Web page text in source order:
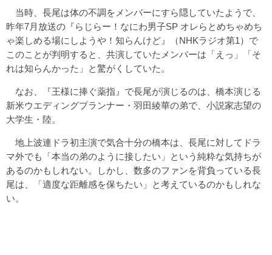
当時、長尾は体の不調をメンバーにすら隠していたようで、
昨年7月放送の『らじらー！なにわ男子SP オレらとめちゃめち
ゃ楽しめる場にしようや！知らんけど』（NHKラジオ第1）で
このことが判明すると、共演していたメンバーは「えっ」「そ
れは知らんかった」と驚がくしていた。
なお、『王様に捧ぐ薬指』で長尾が演じるのは、橋本演じる
新米ウエディングプランナー・羽田綾華の弟で、小説家志望の
大学生・陸。
地上波連ドラ初主演で気合十分の橋本は、長尾に対してドラ
マ外でも「本当の弟のように接したい」という純粋な気持ちが
あるのかもしれない。しかし、数多のファンを背負っている長
尾は、「適度な距離感を保ちたい」と考えているのかもしれな
い。